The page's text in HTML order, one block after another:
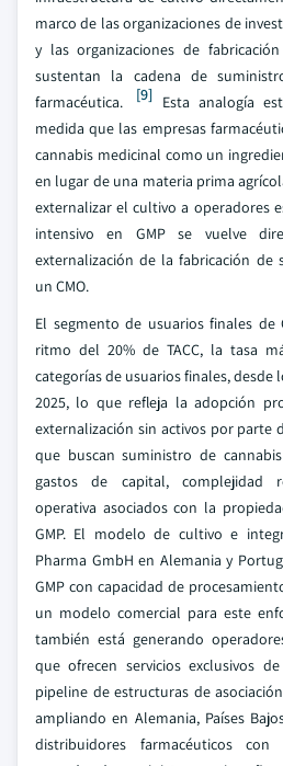
marco de las organizaciones de
y las organizaciones de
sustentan la cadena de
farmacéutica.
[9] Esta analogía
medida que las empresas
cannabis medicinal como un
en lugar de una materia prima
externalizar el cultivo a operadores
intensivo en GMP se vuelve
externalización de la fabricación de
un CMO.
El segmento de usuarios finales de
ritmo del 20% de TACC, la tasa
categorías de usuarios finales, desde
2025, lo que refleja la adopción
externalización sin activos por parte
que buscan suministro de
gastos de capital, complejidad
operativa asociados con la
GMP. El modelo de cultivo e
Pharma GmbH en Alemania y
GMP con capacidad de
un modelo comercial para este
también está generando
que ofrecen servicios exclusivos
pipeline de estructuras de
ampliando en Alemania, Países
distribuidores farmacéuticos